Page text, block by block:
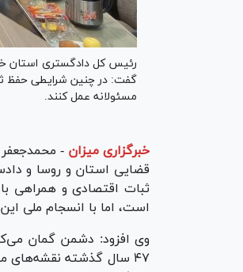
رئیس کل دادگستری استان
گفت: در چنین شرایطی حفظ
مسئولانه عمل کنند.
خبرگزاری میزان -
قضایی استان و روسا و
ثبات اقتصادی و همراهی
است، اما با انسجام ملی
وی افزود: دشمن گمان
۴۷ سال گذشته